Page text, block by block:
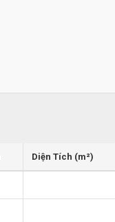
Diện Tích (m²)